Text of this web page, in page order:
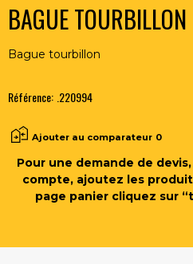
BAGUE TOURBILLON
Bague tourbillon
Référence: .220994
Ajouter au comparateur 0
Pour une demande de
compte, ajoutez les
page panier cliquez sur